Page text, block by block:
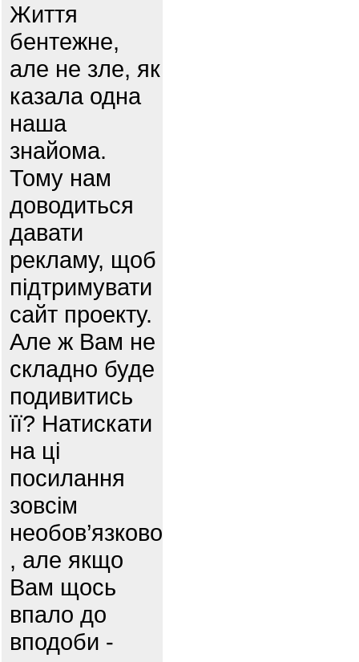
Життя
бентежне,
але не зле, як
казала одна
наша
знайома.
Тому нам
доводиться
давати
рекламу, щоб
підтримувати
сайт проекту.
Але ж Вам не
складно буде
подивитись
її? Натискати
на ці
посилання
зовсім
необов’язково
, але якщо
Вам щось
впало до
вподоби -